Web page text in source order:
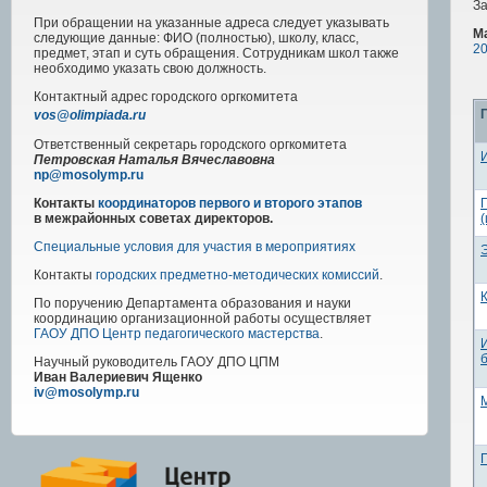
При обращении на указанные адреса следует указывать
следующие данные: ФИО (полностью), школу, класс,
предмет, этап и суть обращения. Сотрудникам школ также
необходимо указать свою должность.
Контактный адрес городского оргкомитета
vos@olimpiada.ru
Ответственный секретарь городского оргкомитета
Петровская Наталья Вячеславовна
np@mosolymp.ru
Контакты координаторов первого и второго этапов
в межрайонных советах директоров.
Специальные условия для участия в мероприятиях
Контакты городских предметно-методических комиссий.
По поручению Департамента образования и науки
координацию организационной работы осуществляет
ГАОУ ДПО Центр педагогического мастерства.
Научный руководитель ГАОУ ДПО ЦПМ
Иван Валериевич Ященко
iv@mosolymp.ru